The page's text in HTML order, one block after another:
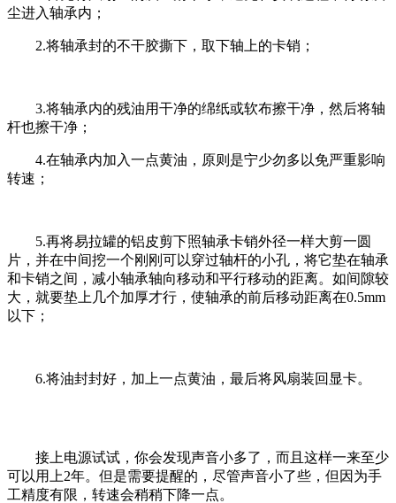
尘进入轴承内；
2.将轴承封的不干胶撕下，取下轴上的卡销；
3.将轴承内的残油用干净的绵纸或软布擦干净，然后将轴
杆也擦干净；
4.在轴承内加入一点黄油，原则是宁少勿多以免严重影响
转速；
5.再将易拉罐的铝皮剪下照轴承卡销外径一样大剪一圆
片，并在中间挖一个刚刚可以穿过轴杆的小孔，将它垫在轴承
和卡销之间，减小轴承轴向移动和平行移动的距离。如间隙较
大，就要垫上几个加厚才行，使轴承的前后移动距离在0.5mm
以下；
6.将油封封好，加上一点黄油，最后将风扇装回显卡。
接上电源试试，你会发现声音小多了，而且这样一来至少
可以用上2年。但是需要提醒的，尽管声音小了些，但因为手
工精度有限，转速会稍稍下降一点。